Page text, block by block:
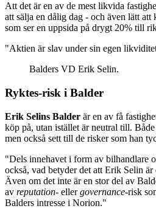
Att det är en av de mest likvida
att sälja en dålig dag - och även lätt
som ser en uppsida på drygt 20% till
"Aktien är slav under sin egen
Balders VD Erik Selin.
Ryktes-risk i Balder
Erik Selins Balder är en av få
köp på, utan istället är neutral till.
men också sett till de risker som han
"Dels innehavet i form av bilhandlare
också, vad betyder det att Erik Selin är
Även om det inte är en stor del av
av reputation- ellergovernance-risk
Balders intresse i Norion."